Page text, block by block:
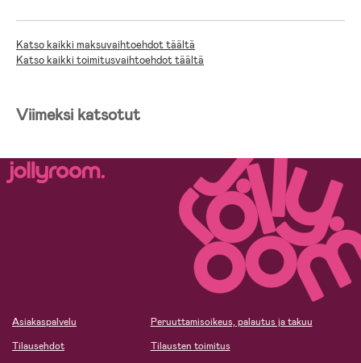
Katso kaikki maksuvaihtoehdot täältä
Katso kaikki toimitusvaihtoehdot täältä
Viimeksi katsotut
Asiakaspalvelu
Tilausehdot
Peruuttamisoikeus, palautus ja takuu
Tilausten toimitus